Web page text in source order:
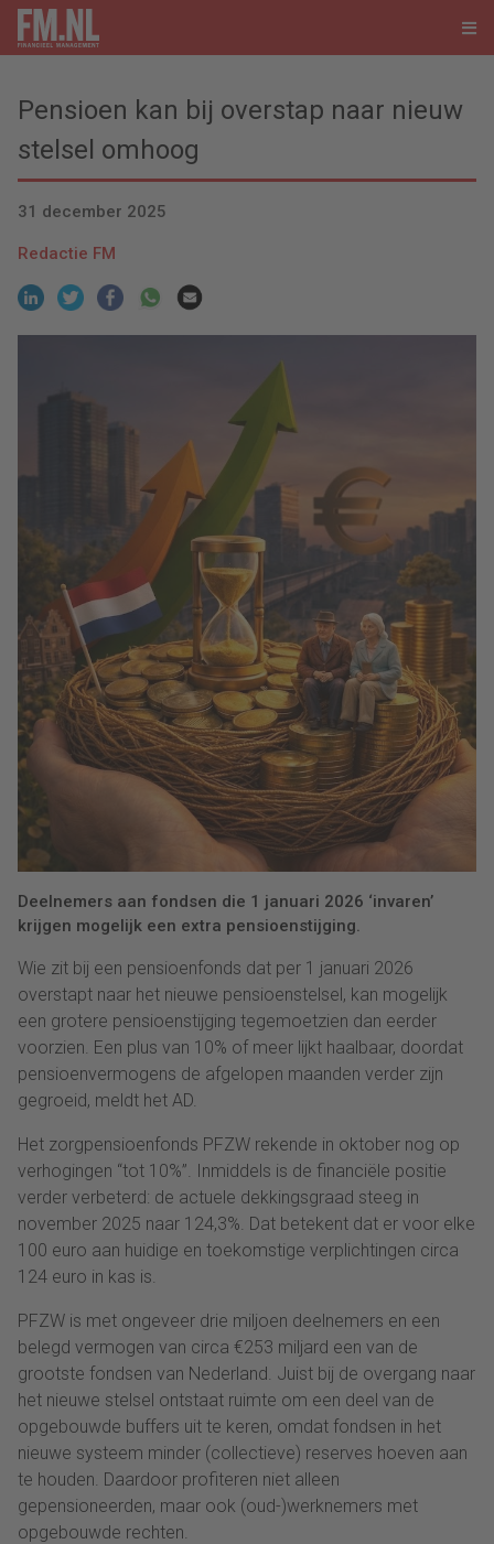
Pensioen kan bij overstap naar nieuw
stelsel omhoog
31 december 2025
Redactie FM
Deelnemers aan fondsen die 1 januari 2026 ‘invaren’
krijgen mogelijk een extra pensioenstijging.
Wie zit bij een pensioenfonds dat per 1 januari 2026
overstapt naar het nieuwe pensioenstelsel, kan mogelijk
een grotere pensioenstijging tegemoetzien dan eerder
voorzien. Een plus van 10% of meer lijkt haalbaar, doordat
pensioenvermogens de afgelopen maanden verder zijn
gegroeid, meldt het AD.
Het zorgpensioenfonds PFZW rekende in oktober nog op
verhogingen “tot 10%”. Inmiddels is de financiële positie
verder verbeterd: de actuele dekkingsgraad steeg in
november 2025 naar 124,3%. Dat betekent dat er voor elke
100 euro aan huidige en toekomstige verplichtingen circa
124 euro in kas is.
PFZW is met ongeveer drie miljoen deelnemers en een
belegd vermogen van circa €253 miljard een van de
grootste fondsen van Nederland. Juist bij de overgang naar
het nieuwe stelsel ontstaat ruimte om een deel van de
opgebouwde buffers uit te keren, omdat fondsen in het
nieuwe systeem minder (collectieve) reserves hoeven aan
te houden. Daardoor profiteren niet alleen
gepensioneerden, maar ook (oud-)werknemers met
opgebouwde rechten.